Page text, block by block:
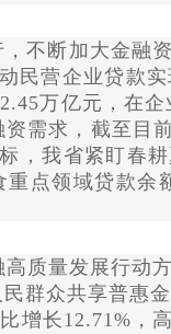
不断加大金融
民营企业贷款
万亿元，在企
需求，截至目
，我省紧盯春
点领域贷款余
质量发展行动
群众共享普惠
增长12.71%，